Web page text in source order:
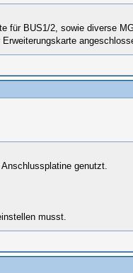
für BUS1/2, sowie diverse
genutzt.
musst.